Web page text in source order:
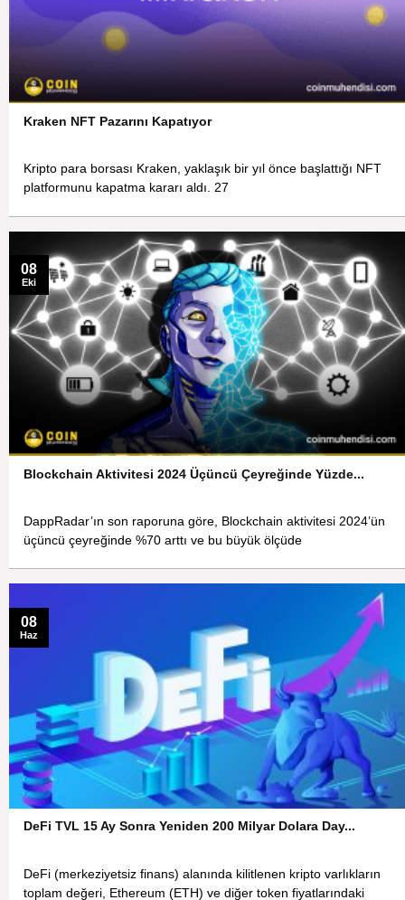
Kraken NFT Pazarını Kapatıyor
Kripto para borsası Kraken, yaklaşık bir yıl önce başlattığı NFT
platformunu kapatma kararı aldı. 27
Blockchain Aktivitesi 2024 Üçüncü Çeyreğinde Yüzde...
DappRadar’ın son raporuna göre, Blockchain aktivitesi 2024’ün
üçüncü çeyreğinde %70 arttı ve bu büyük ölçüde
08
Eki
DeFi TVL 15 Ay Sonra Yeniden 200 Milyar Dolara Day...
DeFi (merkeziyetsiz finans) alanında kilitlenen kripto varlıkların
toplam değeri, Ethereum (ETH) ve diğer token fiyatlarındaki
08
Haz